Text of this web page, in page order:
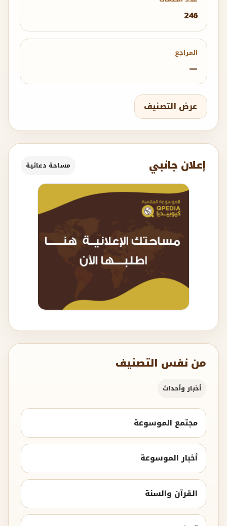
246
المراجع
—
عرض التصنيف
إعلان جانبي مساحة دعائية
من نفس التصنيف
أخبار وأحداث
مجتمع الموسوعة
أخبار الموسوعة
القرآن والسنة